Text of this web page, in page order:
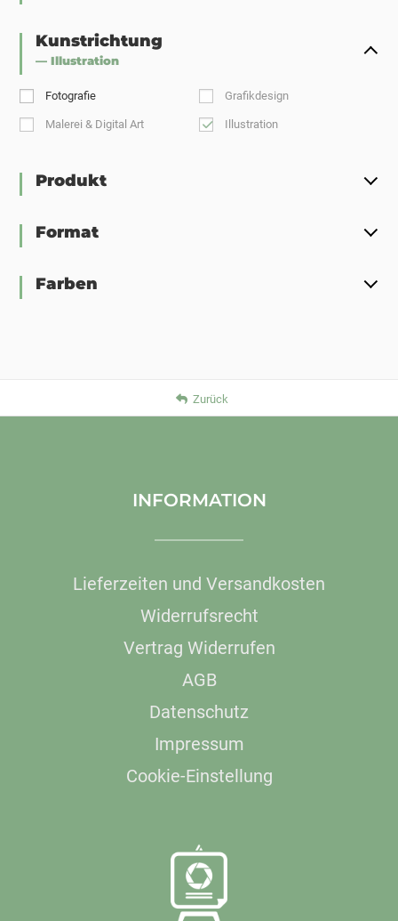
Kunstrichtung
— Illustration
Fotografie Grafikdesign
Malerei & Digital Art Illustration
Produkt
Format
Farben
Zurück
INFORMATION
Lieferzeiten und Versandkosten
Widerrufsrecht
Vertrag Widerrufen
AGB
Datenschutz
Impressum
Cookie-Einstellung